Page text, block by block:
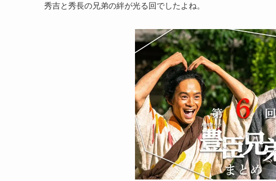
秀吉と秀長の兄弟の絆が光る回でしたよね。